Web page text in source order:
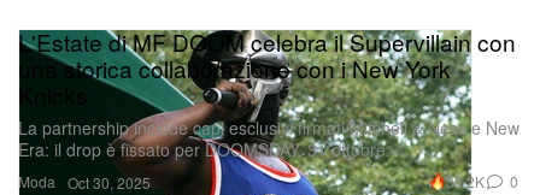
Moda
L'Estate di MF DOOM celebra il Supervillain con
una storica collaborazione con i New York
La partnership include capi esclusivi firmati Mitchell & Ness e New
Era: il drop è fissato per DOOMSDAY, 31 ottobre.
Oct 30, 2025 30.2K 0